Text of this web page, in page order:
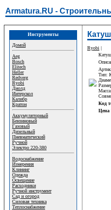
Armatura.RU -
Инструменты
Домой
Aeg
Bosch
Elitech
Heller
Redverg
Ryobi
Диолд
Интерскол
Калибр
Кратон
Аккумуляторный
Бензиновый
Газовый
Дизельный
Пневматический
Ручной
Электро 220-380
Водоснабжение
Измерения
Клининг
Одежда
Освещение
Расходники
Ручной инструмент
Сад и огород
Силовая техника
Теплоснабжение
Ryobi |
Тип:
Код
Цена